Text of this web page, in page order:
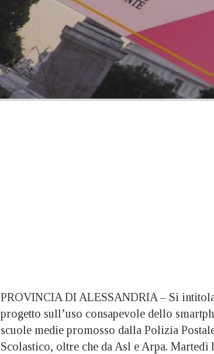
PROVINCIA DI ALESSANDRIA – Si
progetto sull’uso consapevole dello
scuole medie promosso dalla Polizia
Scolastico, oltre che da Asl e Arpa.